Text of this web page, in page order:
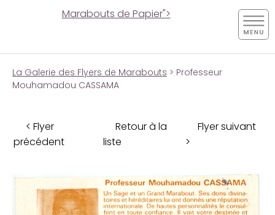
Marabouts de Papier">
La Galerie des Flyers de Marabouts > Professeur
Mouhamadou CASSAMA
< Flyer
précédent
Retour à la
liste
Flyer suivant
>